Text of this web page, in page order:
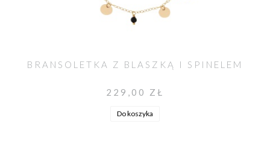
BRANSOLETKA Z BLASZKĄ I SPINELEM
229,00 ZŁ
Do koszyka